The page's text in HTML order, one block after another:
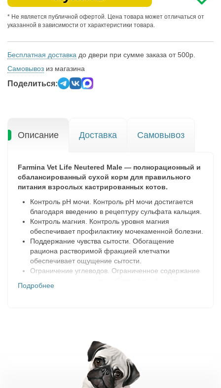
* Не является публичной офертой. Цена товара может отличаться от
указанной в зависимости от характеристики товара.
Бесплатная доставка до двери при сумме заказа от 500р.
Самовывоз из магазина
Поделиться:
Описание Доставка Самовывоз
Farmina Vet Life Neutered Male — полнорационный и
сбалансированный сухой корм для правильного
питания взрослых кастрированных котов.
Контроль рН мочи. Контроль рН мочи достигается
благодаря введению в рецептуру сульфата кальция.
Контроль магния. Контроль уровня магния
обеспечивает профилактику мочекаменной болезни.
Поддержание чувства сытости. Обогащение
рациона растворимой фракцией клетчатки
обеспечивает ощущение сытости.
Ограничение углеводов. Ограниченное содержание
развития диабета.
дегидратированное куриное мясо, рис, кукурузный
глютен, овес, волокна гороха, гидролизат животных
белков, животный жир, льняное семя, пульпа сахарной
свеклы, дегидратированная рыба, дегидратированные
цельные яйца, рыбий жир, растительное масло, сухие
Подробнее